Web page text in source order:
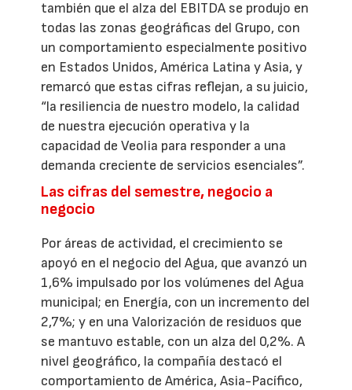
también que el alza del EBITDA se produjo en
todas las zonas geográficas del Grupo, con
un comportamiento especialmente positivo
en Estados Unidos, América Latina y Asia, y
remarcó que estas cifras reflejan, a su juicio,
“la resiliencia de nuestro modelo, la calidad
de nuestra ejecución operativa y la
capacidad de Veolia para responder a una
demanda creciente de servicios esenciales”.
Las cifras del semestre, negocio a
negocio
Por áreas de actividad, el crecimiento se
apoyó en el negocio del Agua, que avanzó un
1,6% impulsado por los volúmenes del Agua
municipal; en Energía, con un incremento del
2,7%; y en una Valorización de residuos que
se mantuvo estable, con un alza del 0,2%. A
nivel geográfico, la compañía destacó el
comportamiento de América, Asia-Pacífico,